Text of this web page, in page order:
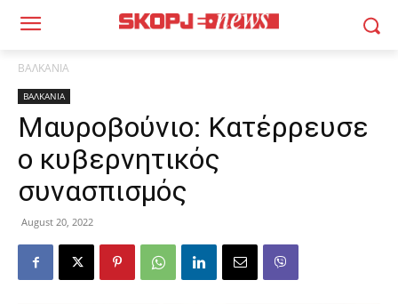
ΒΑΛΚΑΝΙΑ
ΒΑΛΚΑΝΙΑ
Μαυροβούνιο: Κατέρρευσε
ο κυβερνητικός
συνασπισμός
August 20, 2022